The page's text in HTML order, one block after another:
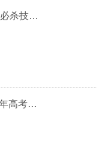
专题3 函数的零点、隐零点及零点赋值问题-学霸养成2022年高考数学必杀技系列之导数
专题02 函数的零点个数问题、隐零点及零点赋值问题-学霸养成·2023年高考数学压轴大题必杀技系列之导数